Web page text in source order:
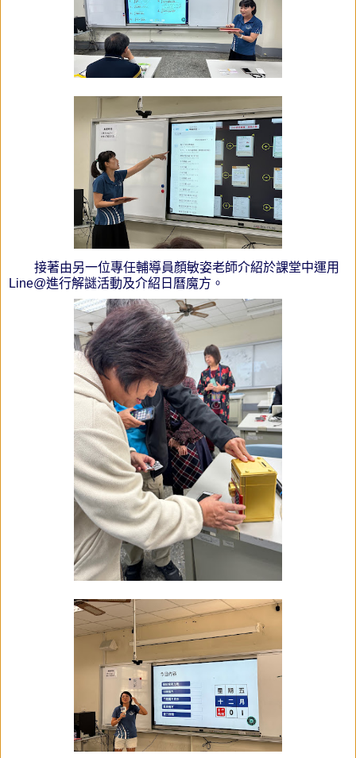
接著由另一位專任輔導員顏敏姿老師介紹於課堂中運用
Line@進行解謎活動及介紹日曆魔方。